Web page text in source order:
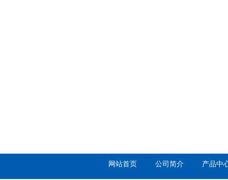
网站首页 公司简介 产品中